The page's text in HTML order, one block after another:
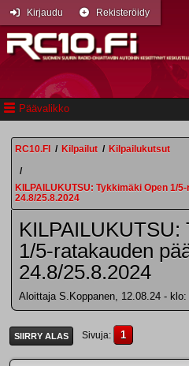
Päävalikko
Kirjaudu Rekisteröidy
RC10.FI / Kilpailut / Kilpailukutsut
/
KILPAILUKUTSU: Tykkimäki Open 1/
24.8/25.8.2024
KILPAILUKUTSU:
1/5-ratakauden
24.8/25.8.2024
Aloittaja S.Koppanen, 12.08.24 - klo:
SIIRRY ALAS Sivuja 1